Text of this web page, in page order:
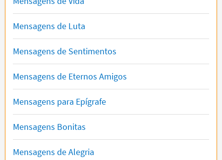
Mensagens de Luta
Mensagens de Sentimentos
Mensagens de Eternos Amigos
Mensagens para Epígrafe
Mensagens Bonitas
Mensagens de Alegria